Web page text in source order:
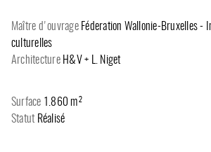
Maître d'ouvrage Féderation Wallonie-Bruxelles -
culturelles
Architecture H&V + L. Niget
Surface 1.860 m²
Statut Réalisé